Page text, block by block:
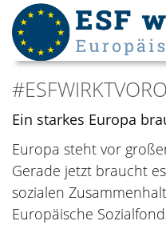
Ein starkes Europa
Europa steht vor
Gerade jetzt braucht
sozialen
Europäische